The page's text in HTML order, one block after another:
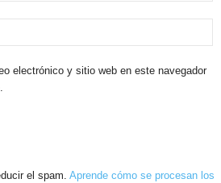
electrónico y sitio web en este navegador
el spam. Aprende cómo se procesan los